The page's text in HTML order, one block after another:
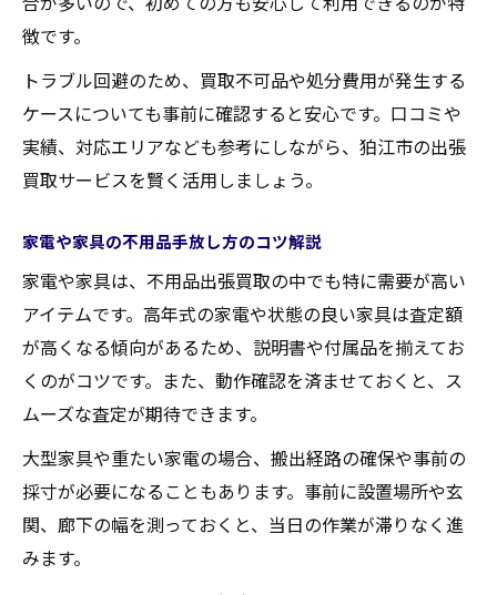
徴です。
トラブル回避のため、買取不可品や処分費用が発生する
ケースについても事前に確認すると安心です。口コミや
実績、対応エリアなども参考にしながら、狛江市の出張
買取サービスを賢く活用しましょう。
家電や家具の不用品手放し方のコツ解説
家電や家具は、不用品出張買取の中でも特に需要が高い
アイテムです。高年式の家電や状態の良い家具は査定額
が高くなる傾向があるため、説明書や付属品を揃えてお
くのがコツです。また、動作確認を済ませておくと、ス
ムーズな査定が期待できます。
大型家具や重たい家電の場合、搬出経路の確保や事前の
採寸が必要になることもあります。事前に設置場所や玄
関、廊下の幅を測っておくと、当日の作業が滞りなく進
みます。